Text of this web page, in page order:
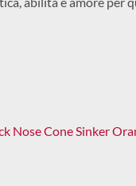
Nose Cone Sinker